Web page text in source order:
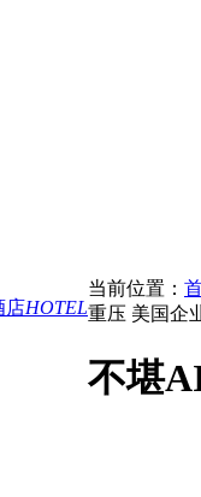
店HOTEL
当前位置：
重压 美国企
不堪